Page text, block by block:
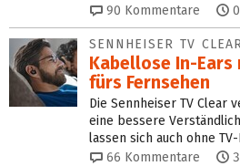
90 Kommentare
SENNHEISER TV
Kabellose In-Ears
fürs Fernsehen
Die Sennheiser TV Clear
eine bessere
lassen sich auch ohne
66 Kommentare